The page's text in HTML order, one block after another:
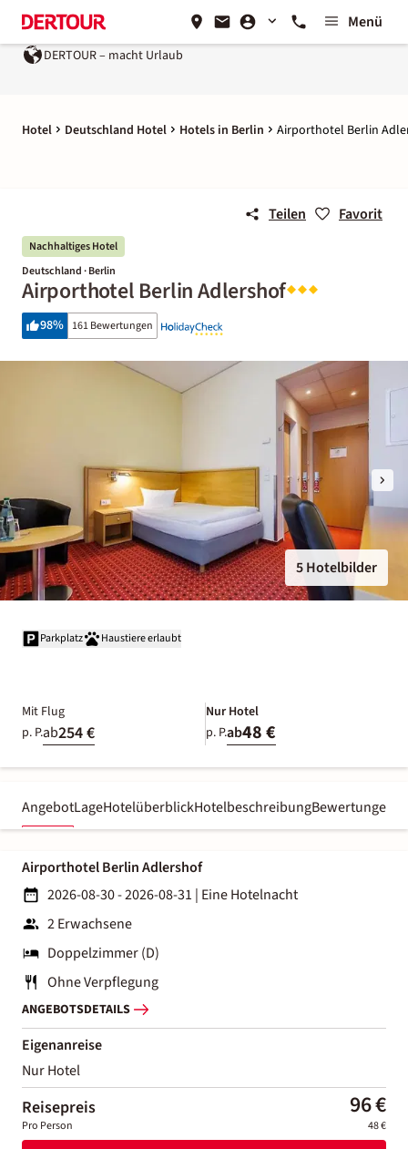
Menü
DERTOUR – macht Urlaub
Hotel Deutschland Hotel Hotels in Berlin Airporthotel Berlin
Teilen Favorit
Nachhaltiges Hotel
Deutschland · Berlin
Airporthotel Berlin Adlershof
98% 161 Bewertungen
5 Hotelbilder
Parkplatz Haustiere erlaubt
Mit Flug
p. P.ab254 €
Nur Hotel
p. P.ab48 €
AngebotLageHotelüberblickHotelbeschreibungBewertungen
Airporthotel Berlin Adlershof
2026-08-30 - 2026-08-31 | Eine Hotelnacht
2 Erwachsene
Doppelzimmer (D)
Ohne Verpflegung
ANGEBOTSDETAILS
Eigenanreise
Nur Hotel
Reisepreis 96 €
Pro Person 48 €